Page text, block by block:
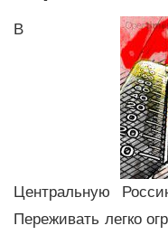
В
Центральную
Переживать легко